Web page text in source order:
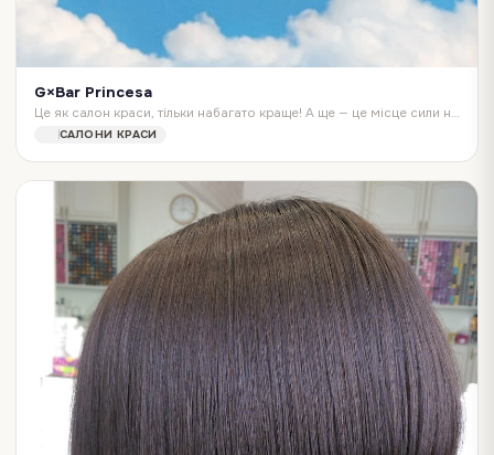
G×Bar Princesa
Це як салон краси, тільки набагато краще! А ще — це місце сили незрівнянних укладок, ідеальних мейків та легендарних нейл-артів! G×Bar — це 55 б'юті-бари у 13 к…
САЛОНИ КРАСИ